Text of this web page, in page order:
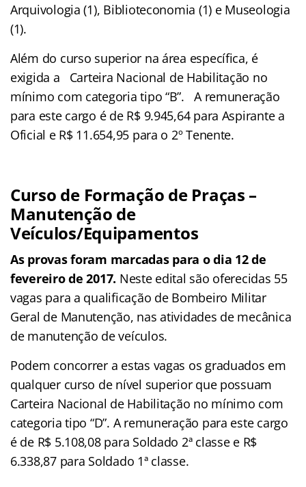
Arquivologia (1), Biblioteconomia (1) e Museologia
(1).
Além do curso superior na área específica, é
exigida a Carteira Nacional de Habilitação no
mínimo com categoria tipo “B”. A remuneração
para este cargo é de R$ 9.945,64 para Aspirante a
Oficial e R$ 11.654,95 para o 2º Tenente.
Curso de Formação de Praças –
Manutenção de
Veículos/Equipamentos
As provas foram marcadas para o dia 12 de
fevereiro de 2017. Neste edital são oferecidas 55
vagas para a qualificação de Bombeiro Militar
Geral de Manutenção, nas atividades de mecânica
de manutenção de veículos.
Podem concorrer a estas vagas os graduados em
qualquer curso de nível superior que possuam
Carteira Nacional de Habilitação no mínimo com
categoria tipo “D”. A remuneração para este cargo
é de R$ 5.108,08 para Soldado 2ª classe e R$
6.338,87 para Soldado 1ª classe.